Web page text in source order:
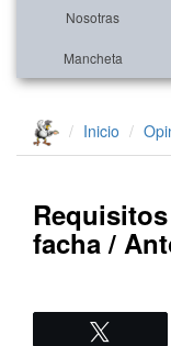
Nosotras
Mancheta
Inicio
facha /